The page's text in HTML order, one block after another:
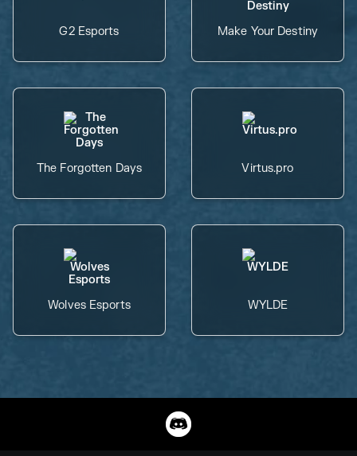
G2 Esports Make Your Destiny
The Forgotten Days Virtus.pro
Wolves Esports WYLDE